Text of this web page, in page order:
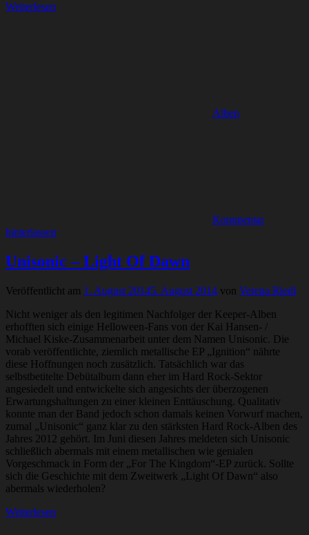
Weiterlesen
Alben
Kommentar
hinterlassen
Unisonic – Light Of Dawn
Veröffentlicht am 1. August 20145. August 2014 von Verena Riedl
Nicht weniger als den legitimen Nachfolger der Keeper-Alben
erhofften sich einige Helloween-Fans von der Kai Hansen- /
Michael Kiske-Zusammenarbeit unter dem Namen Unisonic. Die
vorab veröffentlichte, ziemlich metallische EP „Ignition“ nährte
diese Hoffnungen noch zusätzlich. Tatsächlich war das
selbstbetitelte Debütalbum dann eher im Hard Rock-Sektor
angesiedelt und entwickelte sich angesichts der überzogenen
Erwartungshaltungen zu einer kleinen Enttäuschung. Qualitativ
konnte man der Band jedoch schon damals keinen Vorwurf machen,
zumal „Unisonic“ ganz klar zu den stärksten Hard Rock-Alben des
Jahres 2012 gehört. Im Juni diesen Jahres meldeten sich Unisonic
schließlich abermals mit einem metallischen wie genialen
Vorgeschmack in Form der „For The Kingdom“-EP zurück. Sollte
sich die Geschichte mit dem Zweitwerk „Light Of Dawn“ also
abermals wiederholen?
Weiterlesen